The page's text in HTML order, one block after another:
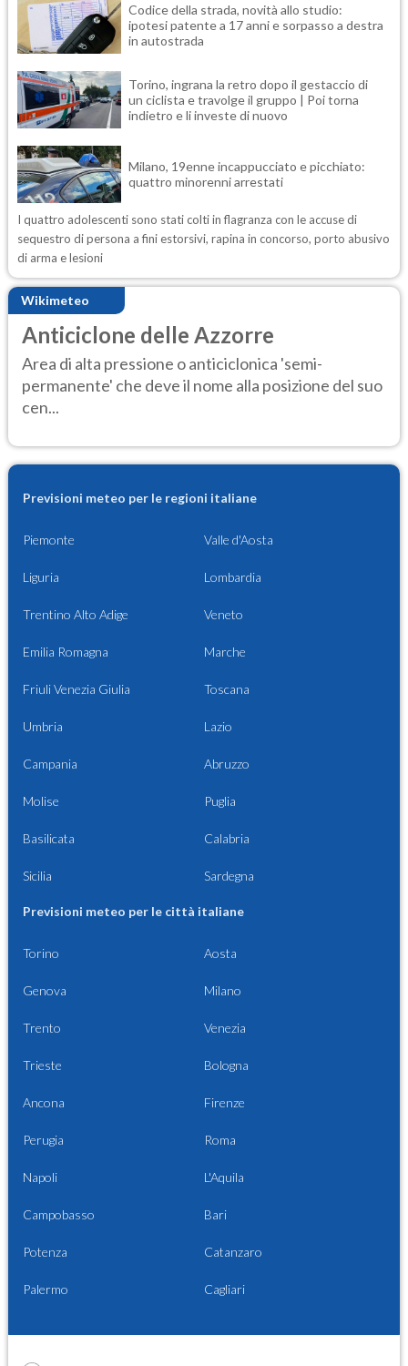
Codice della strada, novità allo studio:
ipotesi patente a 17 anni e sorpasso a destra
in autostrada
Torino, ingrana la retro dopo il gestaccio di
un ciclista e travolge il gruppo | Poi torna
indietro e li investe di nuovo
Milano, 19enne incappucciato e picchiato:
quattro minorenni arrestati
I quattro adolescenti sono stati colti in flagranza con le accuse di
sequestro di persona a fini estorsivi, rapina in concorso, porto abusivo
di arma e lesioni
Wikimeteo
Anticiclone delle Azzorre
Area di alta pressione o anticiclonica 'semi-
permanente' che deve il nome alla posizione del suo
cen...
Previsioni meteo per le regioni italiane
Piemonte Valle d'Aosta
Liguria Lombardia
Trentino Alto Adige Veneto
Emilia Romagna Marche
Friuli Venezia Giulia Toscana
Umbria Lazio
Campania Abruzzo
Molise Puglia
Basilicata Calabria
Sicilia Sardegna
Previsioni meteo per le città italiane
Torino Aosta
Genova Milano
Trento Venezia
Trieste Bologna
Ancona Firenze
Perugia Roma
Napoli L'Aquila
Campobasso Bari
Potenza Catanzaro
Palermo Cagliari